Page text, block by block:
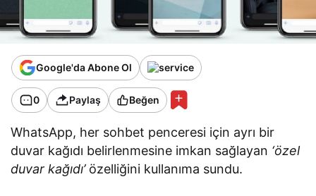
Google'da Abone Ol
0 Paylaş Beğen
WhatsApp, her sohbet penceresi için ayrı bir
duvar kağıdı belirlenmesine imkan sağlayan ‘özel
duvar kağıdı’özelliğini kullanıma sundu.